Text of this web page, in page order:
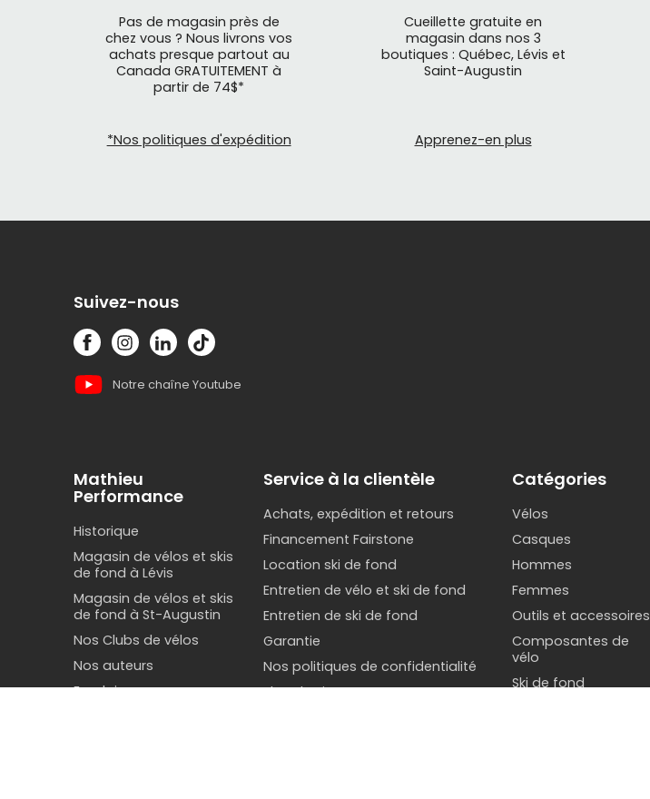
Pas de magasin près de
chez vous ? Nous livrons vos
achats presque partout au
Canada GRATUITEMENT à
partir de 74$*
*Nos politiques d'expédition
Cueillette gratuite en
magasin dans nos 3
boutiques : Québec, Lévis et
Saint-Augustin
Apprenez-en plus
Suivez-nous
Notre chaîne Youtube
Mathieu
Performance
Historique
Magasin de vélos et skis
de fond à Lévis
Magasin de vélos et skis
de fond à St-Augustin
Nos Clubs de vélos
Nos auteurs
Emploi
Service à la clientèle
Achats, expédition et retours
Financement Fairstone
Location ski de fond
Entretien de vélo et ski de fond
Entretien de ski de fond
Garantie
Nos politiques de confidentialité
Plan du site
Catégories
Vélos
Casques
Hommes
Femmes
Outils et accessoires
Composantes de
vélo
Ski de fond